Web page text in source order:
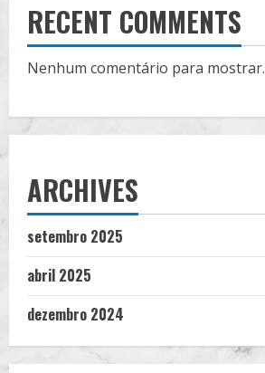
RECENT COMMENTS
Nenhum comentário para mostrar.
ARCHIVES
setembro 2025
abril 2025
dezembro 2024